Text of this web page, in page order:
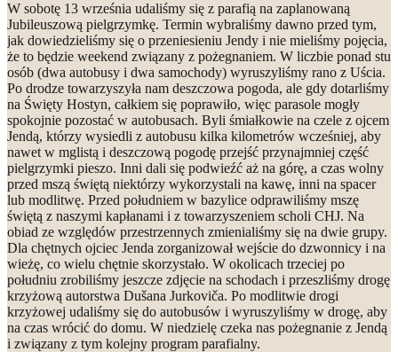
W sobotę 13 września udaliśmy się z parafią na zaplanowaną
Jubileuszową pielgrzymkę. Termin wybraliśmy dawno przed tym,
jak dowiedzieliśmy się o przeniesieniu Jendy i nie mieliśmy pojęcia,
że to będzie weekend związany z pożegnaniem. W liczbie ponad stu
osób (dwa autobusy i dwa samochody) wyruszyliśmy rano z Uścia.
Po drodze towarzyszyła nam deszczowa pogoda, ale gdy dotarliśmy
na Święty Hostyn, całkiem się poprawiło, więc parasole mogły
spokojnie pozostać w autobusach. Byli śmiałkowie na czele z ojcem
Jendą, którzy wysiedli z autobusu kilka kilometrów wcześniej, aby
nawet w mglistą i deszczową pogodę przejść przynajmniej część
pielgrzymki pieszo. Inni dali się podwieźć aż na górę, a czas wolny
przed mszą świętą niektórzy wykorzystali na kawę, inni na spacer
lub modlitwę. Przed południem w bazylice odprawiliśmy mszę
świętą z naszymi kapłanami i z towarzyszeniem scholi CHJ. Na
obiad ze względów przestrzennych zmienialiśmy się na dwie grupy.
Dla chętnych ojciec Jenda zorganizował wejście do dzwonnicy i na
wieżę, co wielu chętnie skorzystało. W okolicach trzeciej po
południu zrobiliśmy jeszcze zdjęcie na schodach i przeszliśmy drogę
krzyżową autorstwa Dušana Jurkoviča. Po modlitwie drogi
krzyżowej udaliśmy się do autobusów i wyruszyliśmy w drogę, aby
na czas wrócić do domu. W niedzielę czeka nas pożegnanie z Jendą
i związany z tym kolejny program parafialny.